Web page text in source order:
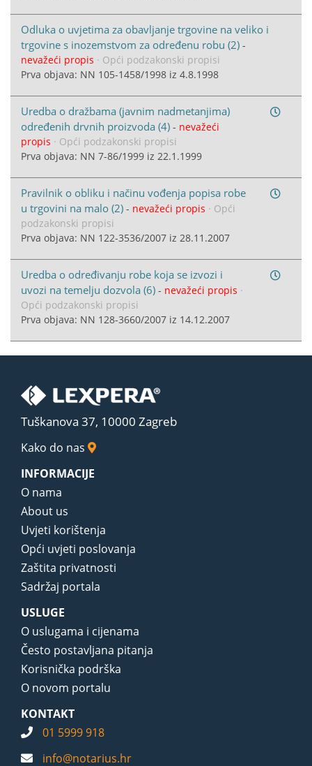
Odluka o uvjetima za obavljanje trgovine na veliko i
trgovine s inozemstvom za određenu robu (2) -
nevažeći propis · Opći podzakonski propisi
Prva objava: NN 105-1458/1998 iz 4.8.1998
Uredba o dražbama (javnim nadmetanjima)
određenih drvnih proizvoda (4) - nevažeći
propis · Opći podzakonski propisi
Prva objava: NN 7-86/1999 iz 22.1.1999
Pravilnik o obliku i načinu vođenja popisa robe
u trgovini na malo (2) - nevažeći propis · Opći
podzakonski propisi
Prva objava: NN 122-3536/2007 iz 28.11.2007
Uredba o određivanju robe koja se izvozi i
uvozi na temelju dozvola (6) - nevažeći propis ·
Opći podzakonski propisi
Prva objava: NN 128-3660/2007 iz 14.12.2007
Tuškanova 37, 10000 Zagreb
Kako do nas
INFORMACIJE
O nama
About us
Uvjeti korištenja
Opći uvjeti poslovanja
Zaštita privatnosti
Sadržaj portala
USLUGE
O uslugama i cijenama
Često postavljana pitanja
Korisnička podrška
O novom portalu
KONTAKT
01 5999 918
info@notarius.hr